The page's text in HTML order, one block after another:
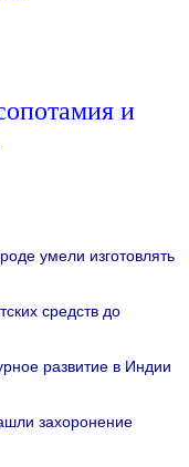
и
умели изготовлять
средств до
развитие в Индии
захоронение